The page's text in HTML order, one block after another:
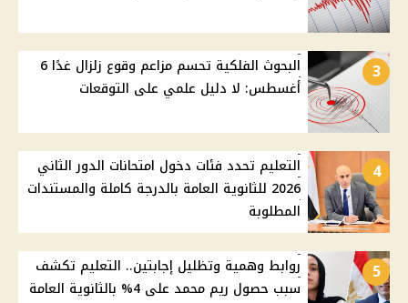
3
البحوث الفلكية تحسم مزاعم وقوع زلزال غدًا 6
أغسطس: لا دليل علمي على التوقعات
4
التعليم تحدد فئات دخول امتحانات الدور الثاني
2026 للثانوية العامة بالدرجة كاملة والمستندات
المطلوبة
5
روابط وهمية وتظليل إجابتين.. التعليم تكشف
سبب حصول ريم محمد على 4% بالثانوية العامة